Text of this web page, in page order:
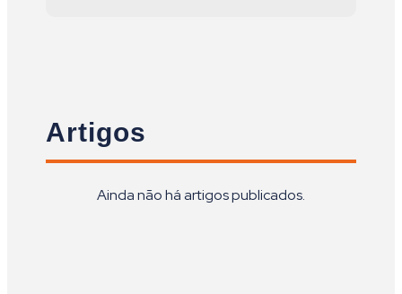
Artigos
Ainda não há artigos publicados.